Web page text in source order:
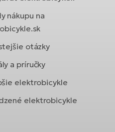
nákupu na
otázky
a príručky
elektrobicykle
elektrobicykle